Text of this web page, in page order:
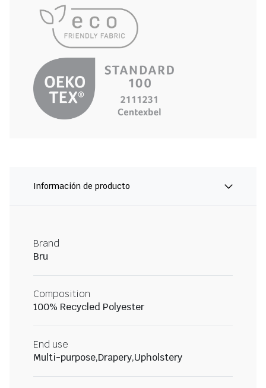
Información de producto
Brand
Bru
Composition
100% Recycled Polyester
End use
Multi-purpose,Drapery,Upholstery